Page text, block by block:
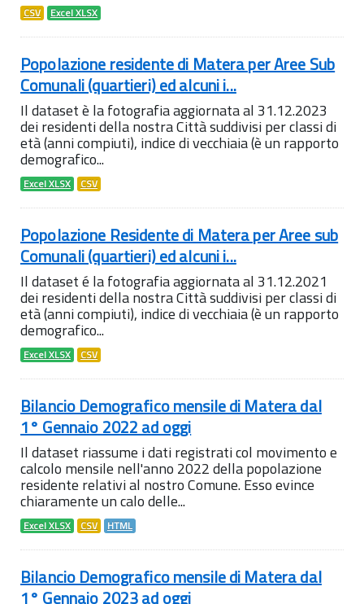
CSV Excel XLSX
Popolazione residente di Matera per Aree Sub
Comunali (quartieri) ed alcuni i...
Il dataset è la fotografia aggiornata al 31.12.2023
dei residenti della nostra Città suddivisi per classi di
età (anni compiuti), indice di vecchiaia (è un rapporto
demografico...
Excel XLSX CSV
Popolazione Residente di Matera per Aree sub
Comunali (quartieri) ed alcuni i...
Il dataset é la fotografia aggiornata al 31.12.2021
dei residenti della nostra Città suddivisi per classi di
età (anni compiuti), indice di vecchiaia (è un rapporto
demografico...
Excel XLSX CSV
Bilancio Demografico mensile di Matera dal
1° Gennaio 2022 ad oggi
Il dataset riassume i dati registrati col movimento e
calcolo mensile nell'anno 2022 della popolazione
residente relativi al nostro Comune. Esso evince
chiaramente un calo delle...
Excel XLSX CSV HTML
Bilancio Demografico mensile di Matera dal
1° Gennaio 2023 ad oggi